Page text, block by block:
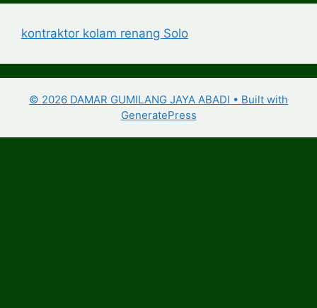
kontraktor kolam renang Solo
© 2026 DAMAR GUMILANG JAYA ABADI • Built with
GeneratePress